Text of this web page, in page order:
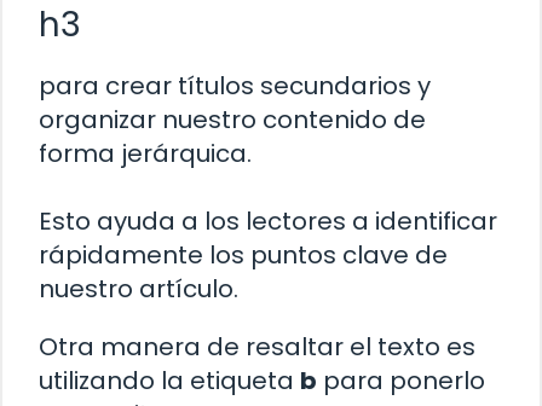
h3
para crear títulos secundarios y
organizar nuestro contenido de
forma jerárquica.
Esto ayuda a los lectores a identificar
rápidamente los puntos clave de
nuestro artículo.
Otra manera de resaltar el texto es
utilizando la etiqueta b para ponerlo